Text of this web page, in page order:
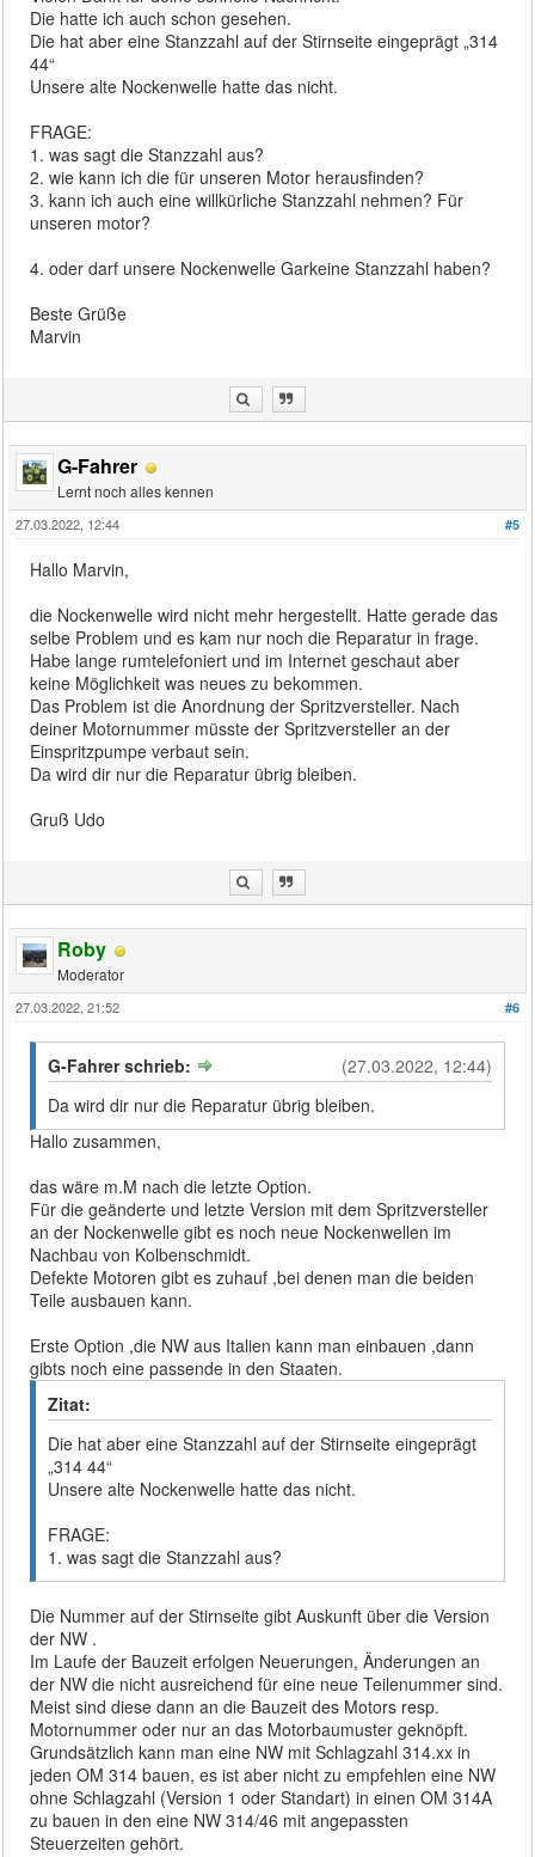
Die hatte ich auch schon gesehen.
Die hat aber eine Stanzzahl auf der Stirnseite eingeprägt „314
44“
Unsere alte Nockenwelle hatte das nicht.
FRAGE:
1. was sagt die Stanzzahl aus?
2. wie kann ich die für unseren Motor herausfinden?
3. kann ich auch eine willkürliche Stanzzahl nehmen? Für
unseren motor?
4. oder darf unsere Nockenwelle Garkeine Stanzzahl haben?
Beste Grüße
Marvin
G-Fahrer
Lernt noch alles kennen
#5
27.03.2022, 12:44
Hallo Marvin,
die Nockenwelle wird nicht mehr hergestellt. Hatte gerade das
selbe Problem und es kam nur noch die Reparatur in frage.
Habe lange rumtelefoniert und im Internet geschaut aber
keine Möglichkeit was neues zu bekommen.
Das Problem ist die Anordnung der Spritzversteller. Nach
deiner Motornummer müsste der Spritzversteller an der
Einspritzpumpe verbaut sein.
Da wird dir nur die Reparatur übrig bleiben.
Gruß Udo
Roby
Moderator
#6
27.03.2022, 21:52
(27.03.2022, 12:44)
G-Fahrer schrieb:
Da wird dir nur die Reparatur übrig bleiben.
Hallo zusammen,
das wäre m.M nach die letzte Option.
Für die geänderte und letzte Version mit dem Spritzversteller
an der Nockenwelle gibt es noch neue Nockenwellen im
Nachbau von Kolbenschmidt.
Defekte Motoren gibt es zuhauf ,bei denen man die beiden
Teile ausbauen kann.
Erste Option ,die NW aus Italien kann man einbauen ,dann
gibts noch eine passende in den Staaten.
Zitat:
Die hat aber eine Stanzzahl auf der Stirnseite eingeprägt
„314 44“
Unsere alte Nockenwelle hatte das nicht.
FRAGE:
1. was sagt die Stanzzahl aus?
Die Nummer auf der Stirnseite gibt Auskunft über die Version
der NW .
Im Laufe der Bauzeit erfolgen Neuerungen, Änderungen an
der NW die nicht ausreichend für eine neue Teilenummer sind.
Meist sind diese dann an die Bauzeit des Motors resp.
Motornummer oder nur an das Motorbaumuster geknöpft.
Grundsätzlich kann man eine NW mit Schlagzahl 314.xx in
jeden OM 314 bauen, es ist aber nicht zu empfehlen eine NW
ohne Schlagzahl (Version 1 oder Standart) in einen OM 314A
zu bauen in den eine NW 314/46 mit angepassten
Steuerzeiten gehört.